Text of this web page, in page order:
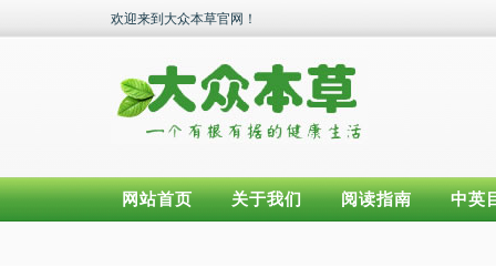
欢迎来到大众本草官网！
网站首页 关于我们 阅读指南 中英